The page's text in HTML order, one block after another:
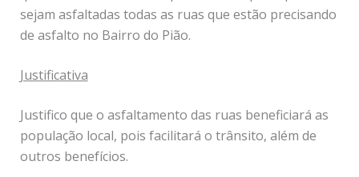
sejam asfaltadas todas as ruas que estão precisando
de asfalto no Bairro do Pião.
Justificativa
Justifico que o asfaltamento das ruas beneficiará as
população local, pois facilitará o trânsito, além de
outros benefícios.